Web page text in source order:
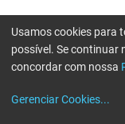
Usamos cookies para
possível. Se continuar
concordar com nossa
Gerenciar Cookies...
Erro ao enviar